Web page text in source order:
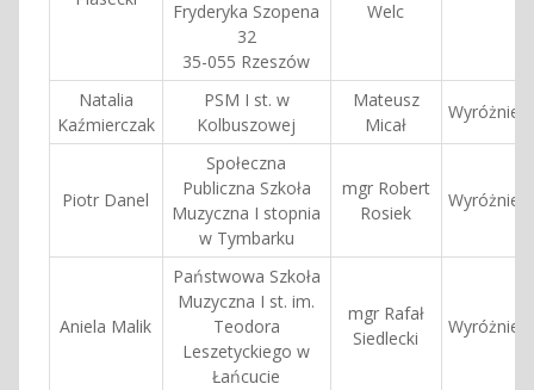
Fryderyka Szopena
32
35-055 Rzeszów
Welc
Natalia
Kaźmierczak
PSM I st. w
Kolbuszowej
Mateusz
Micał
Piotr Danel
Społeczna
Publiczna Szkoła
Muzyczna I stopnia
w Tymbarku
mgr Robert
Rosiek
Aniela Malik
Państwowa Szkoła
Muzyczna I st. im.
Teodora
Leszetyckiego w
Łańcucie
mgr Rafał
Siedlecki